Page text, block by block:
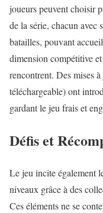
joueurs peuvent choisir
de la série, chacun avec
batailles, pouvant
dimension compétitive
rencontrent. Des mises
téléchargeable) ont
gardant le jeu frais et
Défis et
Le jeu incite également
niveaux grâce à des
Ces éléments ne se